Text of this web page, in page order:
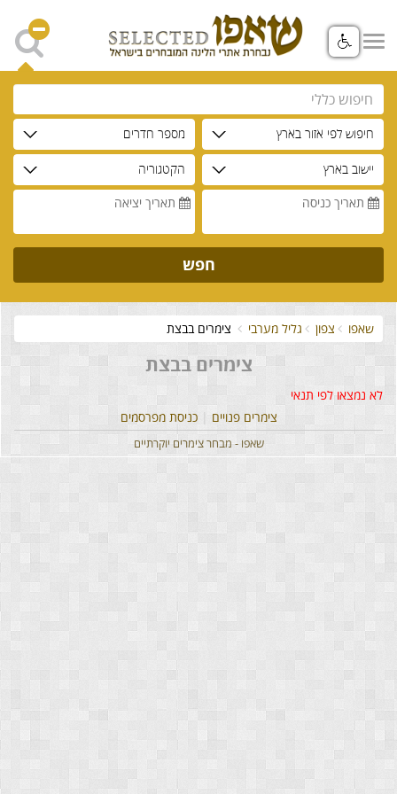
חיפוש לפי אזור בארץ מספר חדרים
יישוב בארץ
הקטגוריה
תאריך כניסה
תאריך יציאה
חפש
שאפו צפון גליל מערבי צימרים בבצת
צימרים בבצת
לא נמצאו לפי תנאי
צימרים פנויים
כניסת מפרסמים
שאפו - מבחר צימרים יוקרתיים